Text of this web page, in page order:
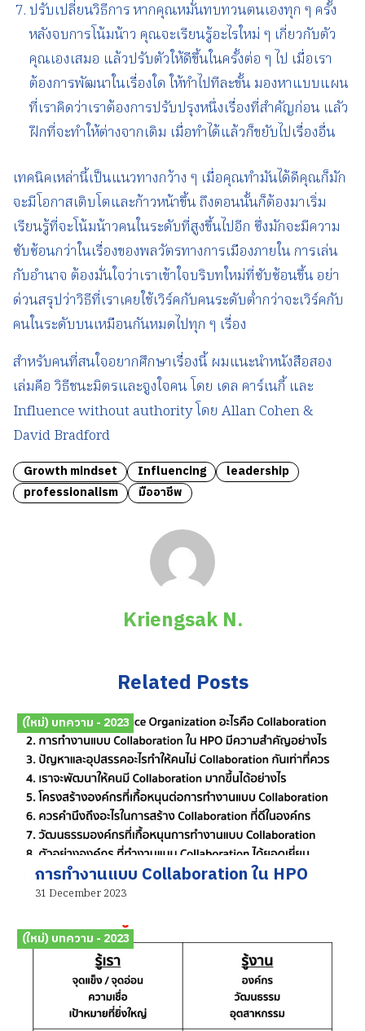
ปรับเปลี่ยนวิธีการ หากคุณหมั่นทบทวนตนเองทุก ๆ ครั้ง
หลังจบการโน้มน้าว คุณจะเรียนรู้อะไรใหม่ ๆ เกี่ยวกับตัว
คุณเองเสมอ แล้วปรับตัวให้ดีขึ้นในครั้งต่อ ๆ ไป เมื่อเรา
ต้องการพัฒนาในเรื่องใด ให้ทำไปทีละขั้น มองหาแบบแผน
ที่เราคิดว่าเราต้องการปรับปรุงหนึ่งเรื่องที่สำคัญก่อน แลัว
ฝึกที่จะทำให้ต่างจากเดิม เมื่อทำได้แล้วก็ขยับไปเรื่องอื่น
เทคนิคเหล่านี้เป็นแนวทางกว้าง ๆ เมื่อคุณทำมันได้ดีคุณก็มัก
จะมีโอกาสเติบโตและก้าวหน้าขึ้น ถึงตอนนั้นก็ต้องมาเริ่ม
เรียนรู้ที่จะโน้มน้าวคนในระดับที่สูงขึ้นไปอีก ซึ่งมักจะมีความ
ซับซ้อนกว่าในเรื่องของพลวัตรทางการเมืองภายใน การเล่น
กับอำนาจ ต้องมั่นใจว่าเราเข้าใจบริบทใหม่ที่ซับซ้อนขึ้น อย่า
ด่วนสรุปว่าวิธีที่เราเคยใช้เวิร์คกับคนระดับต่ำกว่าจะเวิร์คกับ
คนในระดับบนเหมือนกันหมดไปทุก ๆ เรื่อง
สำหรับคนที่สนใจอยากศึกษาเรื่องนี้ ผมแนะนำหนังสือสอง
เล่มคือ วิธีชนะมิตรและจูงใจคน โดย เดล คาร์เนกี้ และ
Influence without authority โดย Allan Cohen &
David Bradford
Growth mindset Influencing
leadership
professionalism
มืออาชีพ
Kriengsak N.
Related Posts
(ใหม่) บทความ - 2023
การทำงานแบบ Collaboration ใน HPO
31 December 2023
(ใหม่) บทความ - 2023